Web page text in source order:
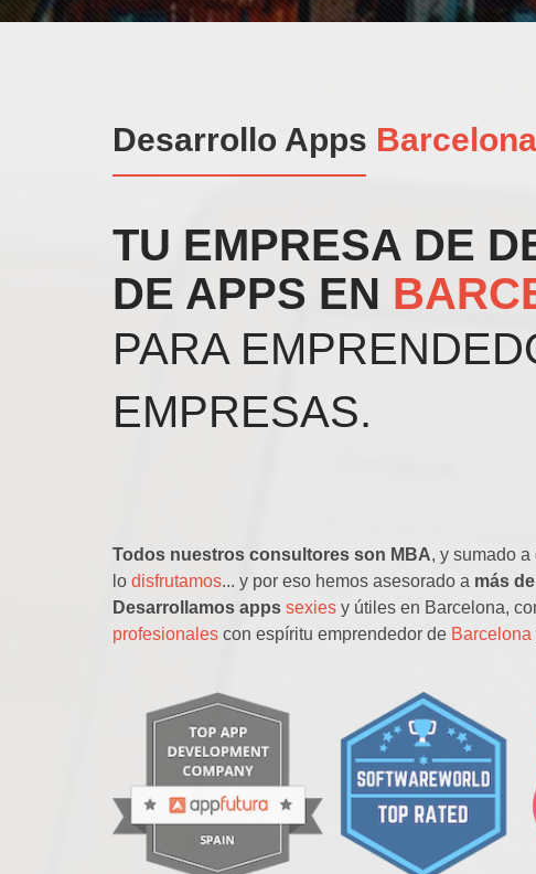
Desarrollo Apps Barcelona
TU EMPRESA DE
DE APPS EN
PARA
EMPRESAS.
Todos nuestros consultores son MBA, y sumado a
lo disfrutamos... y por eso hemos asesorado a más
Desarrollamos apps sexies y útiles en Barcelona,
profesionales con espíritu emprendedor de Barcelona